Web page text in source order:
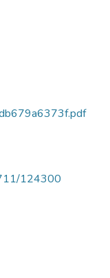
124300